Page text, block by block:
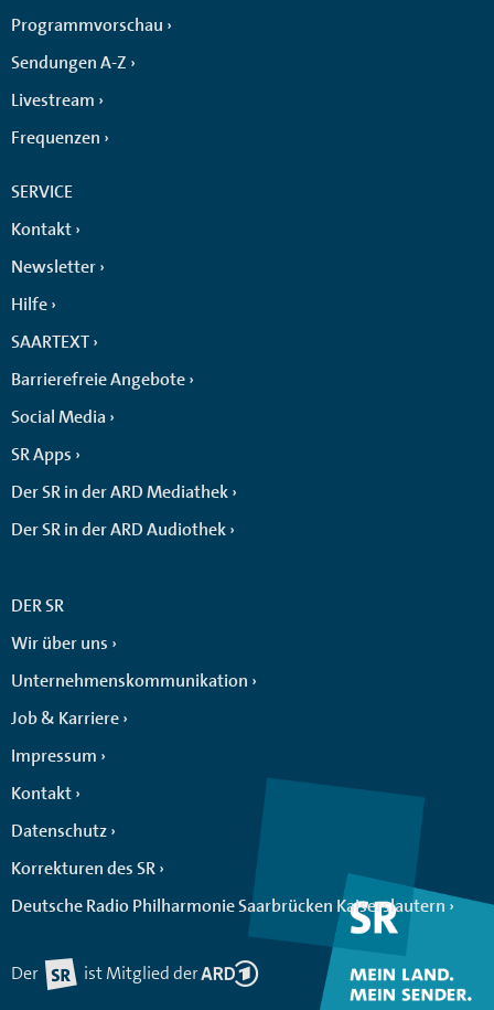
Programmvorschau
Sendungen A-Z
Livestream
Frequenzen
SERVICE
Kontakt
Newsletter
Hilfe
SAARTEXT
Barrierefreie Angebote
Social Media
SR Apps
Der SR in der ARD Mediathek
Der SR in der ARD Audiothek
DER SR
Wir über uns
Unternehmenskommunikation
Job & Karriere
Impressum
Kontakt
Datenschutz
Korrekturen des SR
Deutsche Radio Philharmonie Saarbrücken Kaiserslautern
Der ist Mitglied der